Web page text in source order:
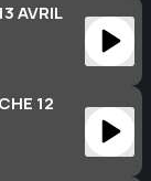
AVRIL
12